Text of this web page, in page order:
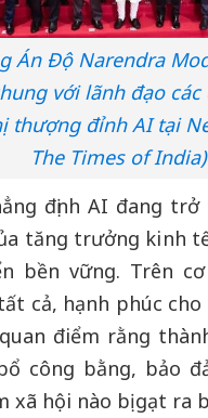
Án Độ Narendra
với lãnh đạo
thượng đỉnh AI tại
The Times of India)
định AI đang
tăng trưởng kinh
bền vững. Trên
cả, hạnh phúc cho
điểm rằng
công bằng, bảo
xã hội nào bị gạt ra